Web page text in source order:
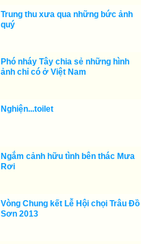
Trung thu xưa qua những bức ảnh
quý
Phó nháy Tây chia sẻ những hình
ảnh chỉ có ở Việt Nam
Nghiện...toilet
Ngắm cảnh hữu tình bên thác Mưa
Rơi
Vòng Chung kết Lễ Hội chọi Trâu Đồ
Sơn 2013